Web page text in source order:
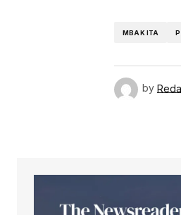
MBAK ITA
by